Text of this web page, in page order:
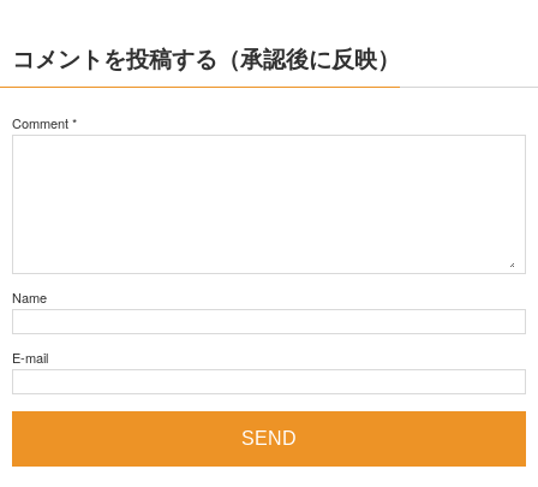
コメントを投稿する（承認後に反映）
Comment*
Name
E-mail